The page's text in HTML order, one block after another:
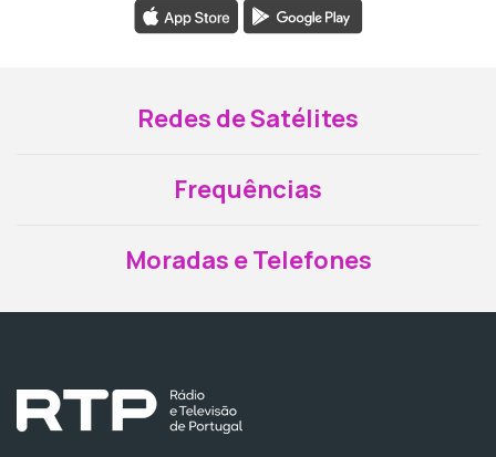
Redes de Satélites
Frequências
Moradas e Telefones